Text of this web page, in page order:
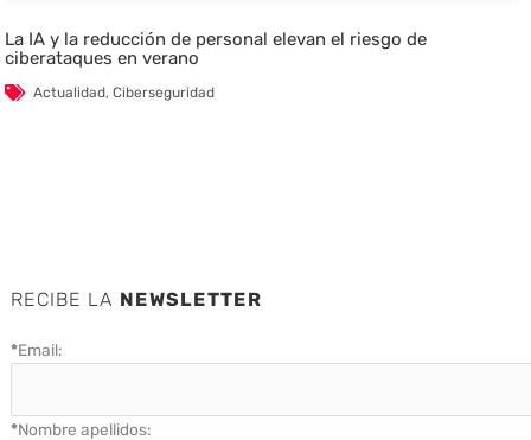
La IA y la reducción de personal elevan el riesgo de
ciberataques en verano
Actualidad,Ciberseguridad
RECIBE LA NEWSLETTER
*Email:
*Nombre apellidos: